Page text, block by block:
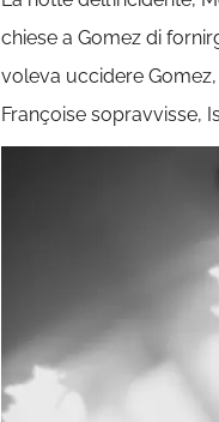
chiese a Gomez di
voleva uccidere
Françoise sopravvisse,